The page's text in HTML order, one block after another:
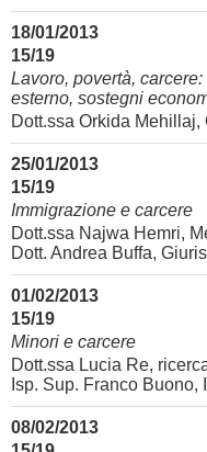
18/01/2013
15/19
Lavoro, povertà,
esterno, sostegni
Dott.ssa Orkida Mehillaj,
25/01/2013
15/19
Immigrazione e carcere
Dott.ssa Najwa Hemri,
Dott. Andrea Buffa,
01/02/2013
15/19
Minori e carcere
Dott.ssa Lucia Re,
Isp. Sup. Franco
08/02/2013